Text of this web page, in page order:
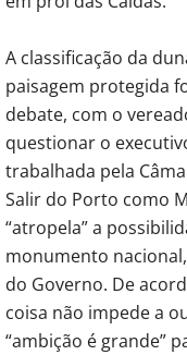
A classificação da
paisagem protegida
debate, com o
questionar o
trabalhada pela
Salir do Porto como
“atropela” a
monumento
do Governo. De
coisa não impede a
“ambição é grande”